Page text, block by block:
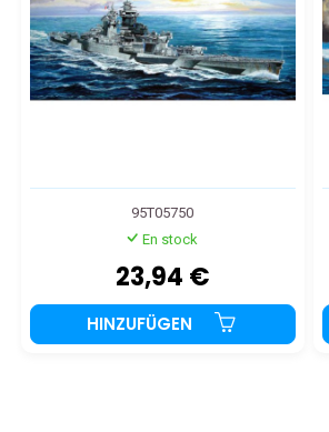
95T05750
En stock
23,94 €
HINZUFÜGEN